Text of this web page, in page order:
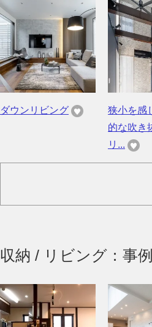
ダウンリビング
狭小を感
的な吹き
リ...
収納 / リビング：事